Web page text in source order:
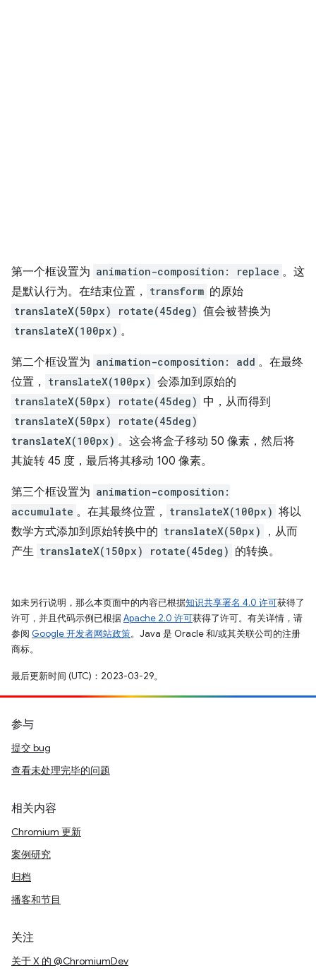
第一个框设置为 animation-composition: replace 。这
是默认行为。在结束位置，
transform 的原始
translateX(50px) rotate(45deg) 值会被替换为
translateX(100px) 。
第二个框设置为 animation-composition: add 。在最终
位置，
translateX(100px) 会添加到原始的
translateX(50px) rotate(45deg) 中，从而得到
translateX(50px) rotate(45deg)
translateX(100px) 。这会将盒子移动 50 像素，然后将
其旋转 45 度，最后将其移动 100 像素。
第三个框设置为 animation-composition:
accumulate 。在其最终位置， translateX(100px) 将以
数学方式添加到原始转换中的 translateX(50px)
，从而
产生 translateX(150px) rotate(45deg) 的转换。
如未另行说明，那么本页面中的内容已根据知识共享署名 4.0 许可获得了
许可，并且代码示例已根据Apache 2.0 许可获得了许可。有关详情，请
参阅 Google 开发者网站政策。Java 是 Oracle 和/或其关联公司的注册
商标。
最后更新时间 (UTC)：2023-03-29。
参与
提交 bug
查看未处理完毕的问题
相关内容
Chromium 更新
案例研究
归档
播客和节目
关注
关于 X 的 @ChromiumDev